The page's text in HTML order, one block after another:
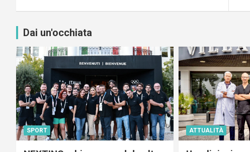
Dai un'occhiata
SPORT ATTUALITÀ